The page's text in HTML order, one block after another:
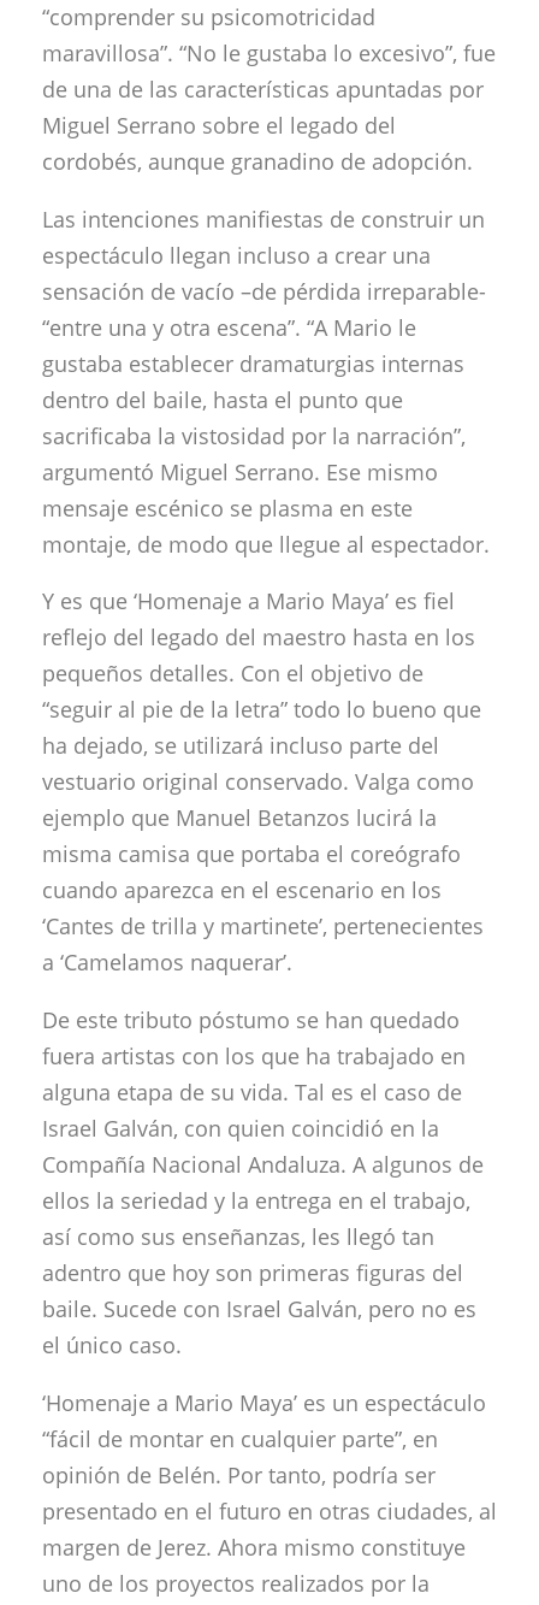
“comprender su psicomotricidad
maravillosa”. “No le gustaba lo excesivo”, fue
de una de las características apuntadas por
Miguel Serrano sobre el legado del
cordobés, aunque granadino de adopción.
Las intenciones manifiestas de construir un
espectáculo llegan incluso a crear una
sensación de vacío –de pérdida irreparable-
“entre una y otra escena”. “A Mario le
gustaba establecer dramaturgias internas
dentro del baile, hasta el punto que
sacrificaba la vistosidad por la narración”,
argumentó Miguel Serrano. Ese mismo
mensaje escénico se plasma en este
montaje, de modo que llegue al espectador.
Y es que ‘Homenaje a Mario Maya’ es fiel
reflejo del legado del maestro hasta en los
pequeños detalles. Con el objetivo de
“seguir al pie de la letra” todo lo bueno que
ha dejado, se utilizará incluso parte del
vestuario original conservado. Valga como
ejemplo que Manuel Betanzos lucirá la
misma camisa que portaba el coreógrafo
cuando aparezca en el escenario en los
‘Cantes de trilla y martinete’, pertenecientes
a ‘Camelamos naquerar’.
De este tributo póstumo se han quedado
fuera artistas con los que ha trabajado en
alguna etapa de su vida. Tal es el caso de
Israel Galván, con quien coincidió en la
Compañía Nacional Andaluza. A algunos de
ellos la seriedad y la entrega en el trabajo,
así como sus enseñanzas, les llegó tan
adentro que hoy son primeras figuras del
baile. Sucede con Israel Galván, pero no es
el único caso.
‘Homenaje a Mario Maya’ es un espectáculo
“fácil de montar en cualquier parte”, en
opinión de Belén. Por tanto, podría ser
presentado en el futuro en otras ciudades, al
margen de Jerez. Ahora mismo constituye
uno de los proyectos realizados por la